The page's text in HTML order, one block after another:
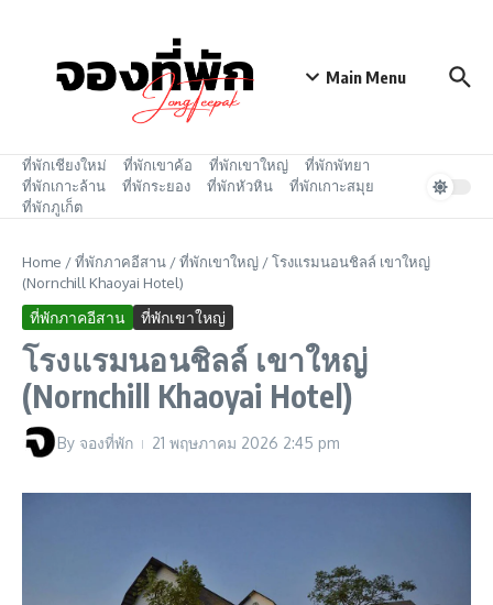
Main Menu
ที่พักเชียงใหม่ ที่พักเขาค้อ ที่พักเขาใหญ่
ที่พักพัทยา
ที่พักเกาะล้าน
ที่พักระยอง ที่พักหัวหิน
ที่พักเกาะสมุย
ที่พักภูเก็ต
Home /ที่พักภาคอีสาน /ที่พักเขาใหญ่ /โรงแรมนอนชิลล์ เขาใหญ่
(Nornchill Khaoyai Hotel)
ที่พักภาคอีสาน ที่พักเขาใหญ่
โรงแรมนอนชิลล์ เขาใหญ่
(Nornchill Khaoyai Hotel)
By จองที่พัก 21 พฤษภาคม 2026 2:45 pm